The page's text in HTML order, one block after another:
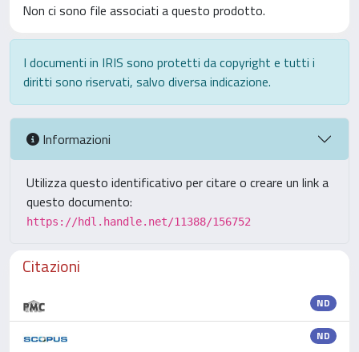
Non ci sono file associati a questo prodotto.
I documenti in IRIS sono protetti da copyright e tutti i
diritti sono riservati, salvo diversa indicazione.
Informazioni
Utilizza questo identificativo per citare o creare un link a
questo documento:
https://hdl.handle.net/11388/156752
Citazioni
ND
ND